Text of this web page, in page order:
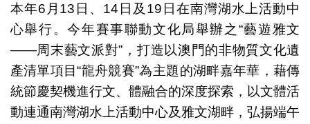
本年6月13日、14日及19日在南灣湖水上活動中
心舉行。今年賽事聯動文化局舉辦之“藝遊雅文
——周末藝文派對”，打造以澳門的非物質文化遺
產清單項目“龍舟競賽”為主題的湖畔嘉年華，藉傳
統節慶契機進行文、體融合的深度探索，以文體活
動連通南灣湖水上活動中心及雅文湖畔，弘揚端午